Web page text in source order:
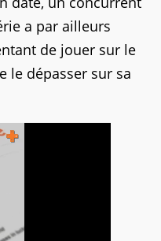
a par ailleurs
de jouer sur le
le dépasser sur sa